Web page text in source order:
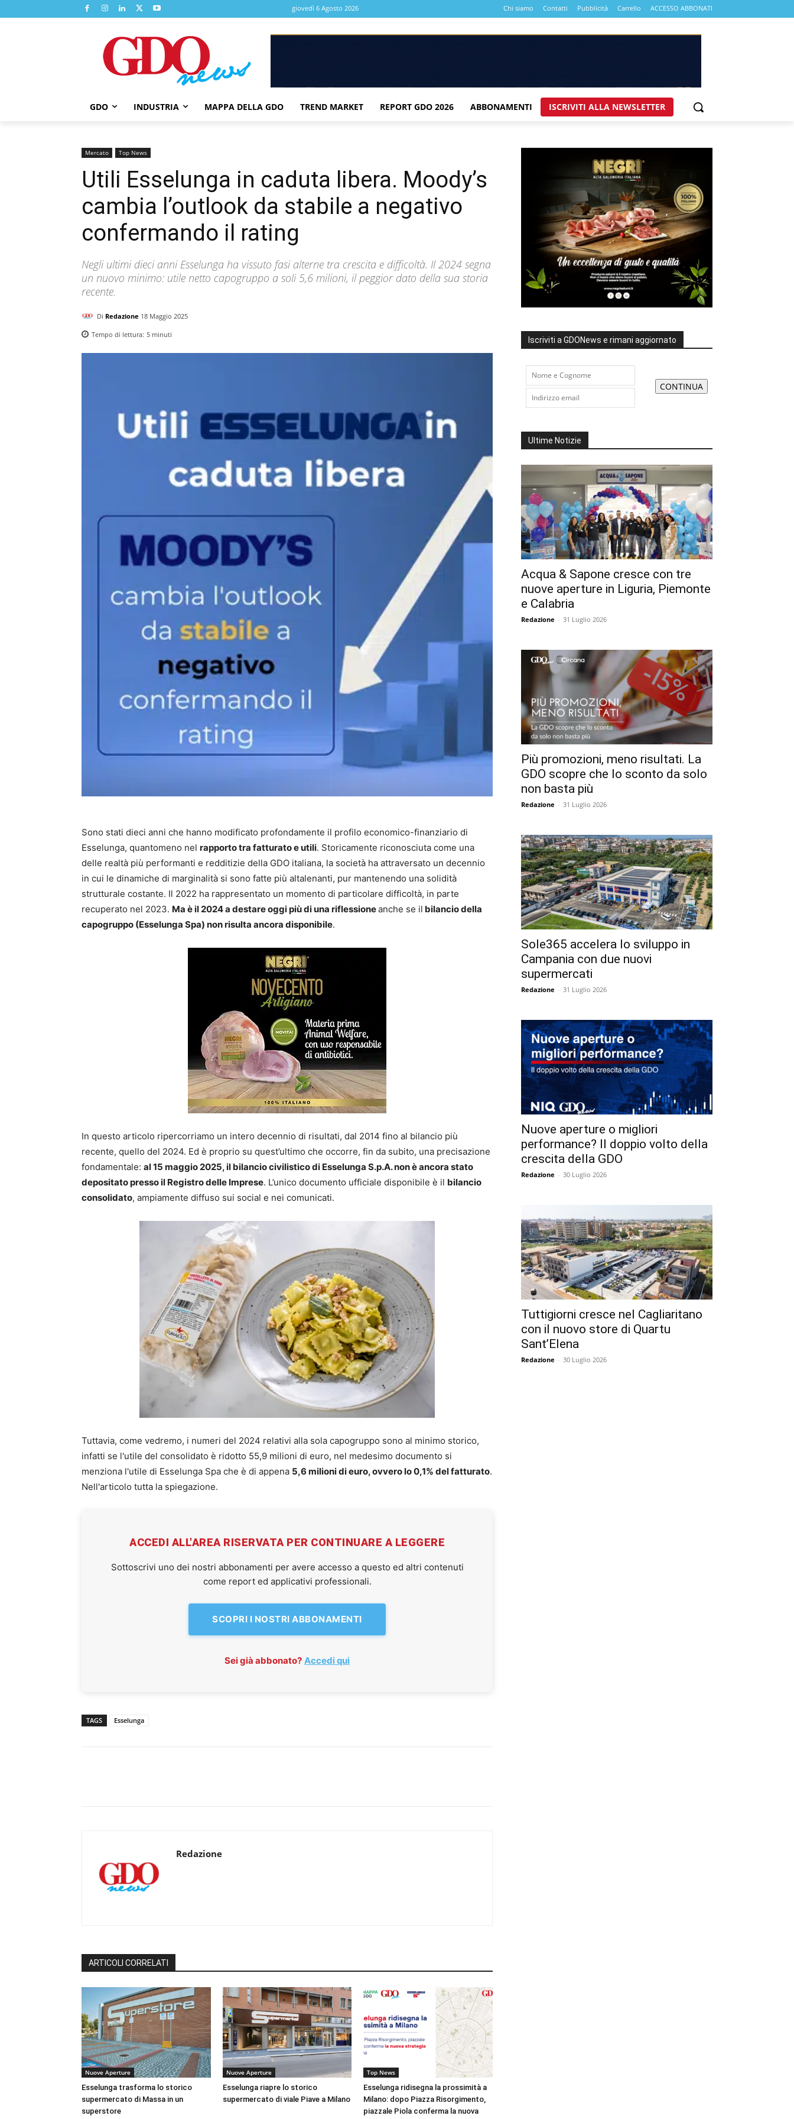
giovedì 6 Agosto 2026 Chi siamo Contatti Pubblicità Carrello ACCESSO ABBONATI
GDO INDUSTRIA MAPPA DELLA GDO TREND MARKET REPORT GDO 2026 ABBONAMENTI ISCRIVITI ALLA NEWSLETTER
Mercato Top News
Utili Esselunga in caduta libera. Moody’s
cambia l’outlook da stabile a negativo
confermando il rating
Negli ultimi dieci anni Esselunga ha vissuto fasi alterne tra crescita e difficoltà. Il 2024 segna
un nuovo minimo: utile netto capogruppo a soli 5,6 milioni, il peggior dato della sua storia
recente.
Di Redazione 18 Maggio 2025
Tempo di lettura: 5 minuti
Sono stati dieci anni che hanno modificato profondamente il profilo economico-finanziario di
Esselunga, quantomeno nel rapporto tra fatturato e utili. Storicamente riconosciuta come una
delle realtà più performanti e redditizie della GDO italiana, la società ha attraversato un decennio
in cui le dinamiche di marginalità si sono fatte più altalenanti, pur mantenendo una solidità
strutturale costante. Il 2022 ha rappresentato un momento di particolare difficoltà, in parte
recuperato nel 2023. Ma è il 2024 a destare oggi più di una riflessioneanche se il bilancio della
capogruppo (Esselunga Spa) non risulta ancora disponibile.
In questo articolo ripercorriamo un intero decennio di risultati, dal 2014 fino al bilancio più
recente, quello del 2024. Ed è proprio su quest’ultimo che occorre, fin da subito, una precisazione
fondamentale: al 15 maggio 2025, il bilancio civilistico di Esselunga S.p.A. non è ancora stato
depositato presso il Registro delle Imprese. L’unico documento ufficiale disponibile è il bilancio
consolidato, ampiamente diffuso sui social e nei comunicati.
Tuttavia, come vedremo, i numeri del 2024 relativi alla sola capogruppo sono al minimo storico,
infatti se l'utile del consolidato è ridotto 55,9 milioni di euro, nel medesimo documento si
menziona l'utile di Esselunga Spa che è di appena 5,6 milioni di euro, ovvero lo 0,1% del fatturato.
Nell'articolo tutta la spiegazione.
ACCEDI ALL'AREA RISERVATA PER CONTINUARE A LEGGERE
Sottoscrivi uno dei nostri abbonamenti per avere accesso a questo ed altri contenuti
come report ed applicativi professionali.
SCOPRI I NOSTRI ABBONAMENTI
Sei già abbonato? Accedi qui
TAGS Esselunga
Redazione
ARTICOLI CORRELATI
Nuove Aperture
Esselunga trasforma lo storico
supermercato di Massa in un
superstore
Nuove Aperture
Esselunga riapre lo storico
supermercato di viale Piave a Milano
Top News
Esselunga ridisegna la prossimità a
Milano: dopo Piazza Risorgimento,
piazzale Piola conferma la nuova
Iscriviti a GDONews e rimani aggiornato
Ultime Notizie
Acqua & Sapone cresce con tre
nuove aperture in Liguria, Piemonte
e Calabria
Redazione - 31 Luglio 2026
Più promozioni, meno risultati. La
GDO scopre che lo sconto da solo
non basta più
Redazione - 31 Luglio 2026
Sole365 accelera lo sviluppo in
Campania con due nuovi
supermercati
Redazione - 31 Luglio 2026
Nuove aperture o migliori
performance? Il doppio volto della
crescita della GDO
Redazione - 30 Luglio 2026
Tuttigiorni cresce nel Cagliaritano
con il nuovo store di Quartu
Sant’Elena
Redazione - 30 Luglio 2026